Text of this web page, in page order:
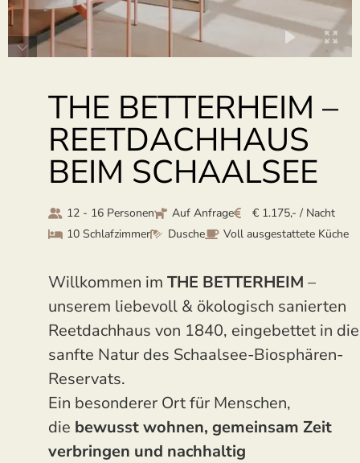
THE BETTERHEIM –
REETDACHHAUS
BEIM SCHAALSEE
12 - 16 Personen Auf Anfrage
€ 1.175,- / Nacht
10 Schlafzimmer
Dusche Voll ausgestattete Küche
Willkommen im THE BETTERHEIM –
unserem liebevoll & ökologisch sanierten
Reetdachhaus von 1840, eingebettet in die
sanfte Natur des Schaalsee-Biosphären-
Reservats.
Ein besonderer Ort für Menschen,
die bewusst wohnen, gemeinsam Zeit
verbringen und nachhaltig